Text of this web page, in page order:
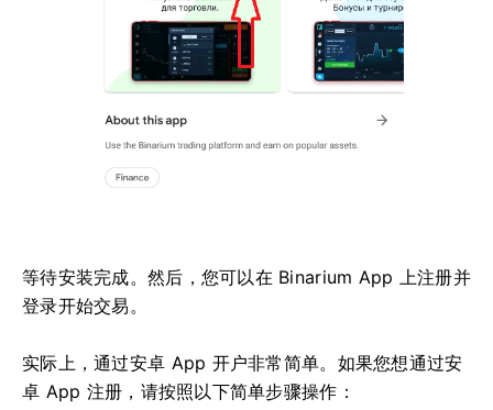
等待安装完成。然后，您可以在 Binarium App 上注册并
登录开始交易。
实际上，通过安卓 App 开户非常简单。如果您想通过安
卓 App 注册，请按照以下简单步骤操作：